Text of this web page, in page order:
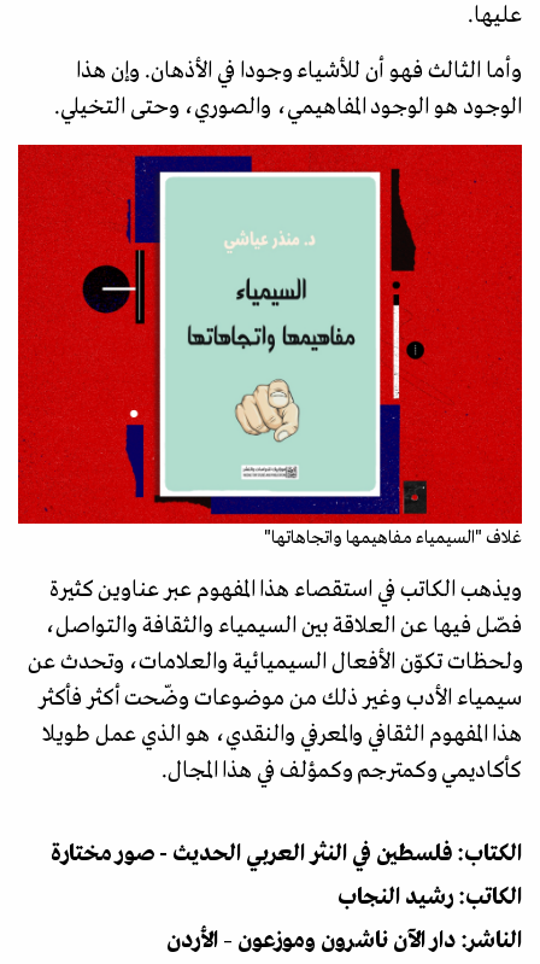
عليها.
وأما الثالث فهو أن للأشياء وجودا في الأذهان. وإن هذا
الوجود هو الوجود المفاهيمي، والصوري، وحتى التخيلي.
غلاف "السيمياء مفاهيمها واتجاهاتها"
ويذهب الكاتب في استقصاء هذا المفهوم عبر عناوين كثيرة
فصّل فيها عن العلاقة بين السيمياء والثقافة والتواصل،
ولحظات تكوّن الأفعال السيميائية والعلامات، وتحدث عن
سيمياء الأدب وغير ذلك من موضوعات وضّحت أكثر فأكثر
هذا المفهوم الثقافي والمعرفي والنقدي، هو الذي عمل طويلا
كأكاديمي وكمترجم وكمؤلف في هذا المجال.
الكتاب: فلسطين في النثر العربي الحديث - صور مختارة
الكاتب: رشيد النجاب
الناشر: دار الآن ناشرون وموزعون – الأردن